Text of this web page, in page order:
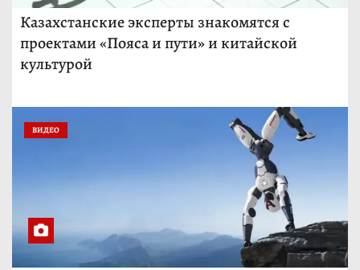
Казахстанские эксперты знакомятся с
проектами «Пояса и пути» и китайской
культурой
ВИДЕО